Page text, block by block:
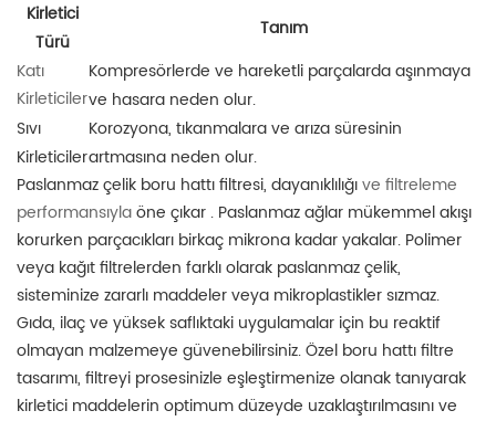
Kirletici
Türü
Tanım
Katı
Kirleticiler
Kompresörlerde ve hareketli parçalarda aşınmaya
ve hasara neden olur.
Sıvı
Kirleticiler
Korozyona, tıkanmalara ve arıza süresinin
artmasına neden olur.
Paslanmaz çelik boru hattı filtresi, dayanıklılığıve filtreleme
performansıylaöne çıkar . Paslanmaz ağlar mükemmel akışı
korurken parçacıkları birkaç mikrona kadar yakalar. Polimer
veya kağıt filtrelerden farklı olarak paslanmaz çelik,
sisteminize zararlı maddeler veya mikroplastikler sızmaz.
Gıda, ilaç ve yüksek saflıktaki uygulamalar için bu reaktif
olmayan malzemeye güvenebilirsiniz. Özel boru hattı filtre
tasarımı, filtreyi prosesinizle eşleştirmenize olanak tanıyarak
kirletici maddelerin optimum düzeyde uzaklaştırılmasını ve